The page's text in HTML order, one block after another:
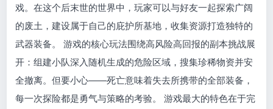
戏。在这个后末世的世界中，玩家可以与好友一起探索广阔
的废土，建设属于自己的庇护所基地，收集资源打造独特的
武器装备。 游戏的核心玩法围绕高风险高回报的副本挑战展
开：组建小队深入随机生成的危险区域，搜集珍稀物资并安
全撤离。但要小心——死亡意味着失去所携带的全部装备，
每一次探险都是勇气与策略的考验。 游戏最大的特色在于完